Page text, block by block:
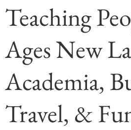
Teaching
Ages New
Academia,
Travel, &